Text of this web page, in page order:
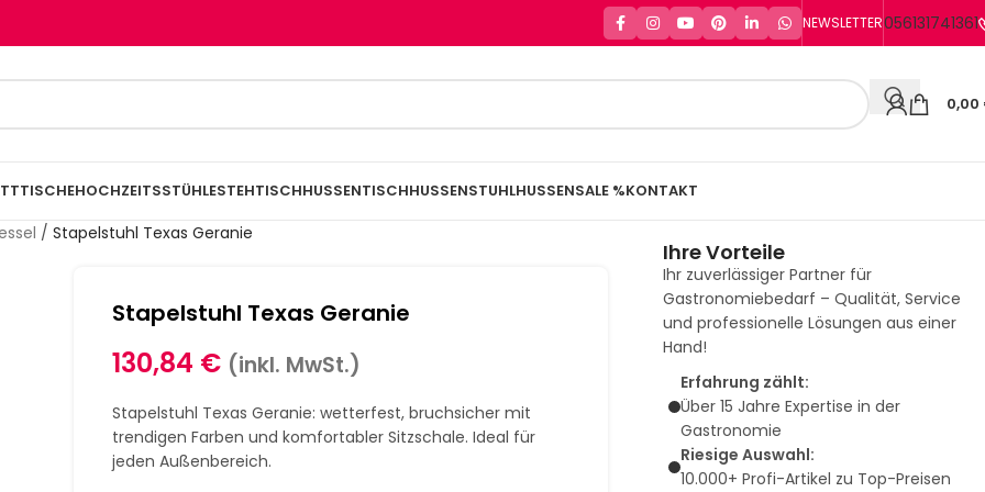
NEWSLETTER056131741361
0,00
HOCHZEITSSTÜHLESTEHTISCHHUSSENTISCHHUSSENSTUHLHUSSENSALE %KONTAKT
/ Stapelstuhl Texas Geranie
Stapelstuhl Texas Geranie
130,84 € (inkl. MwSt.)
Stapelstuhl Texas Geranie: wetterfest, bruchsicher mit
trendigen Farben und komfortabler Sitzschale. Ideal für
jeden Außenbereich.
Ihre Vorteile
Ihr zuverlässiger Partner für
Gastronomiebedarf – Qualität, Service
und professionelle Lösungen aus einer
Hand!
Erfahrung zählt:
Über 15 Jahre Expertise in der
Gastronomie
Riesige Auswahl:
10.000+ Profi-Artikel zu Top-Preisen